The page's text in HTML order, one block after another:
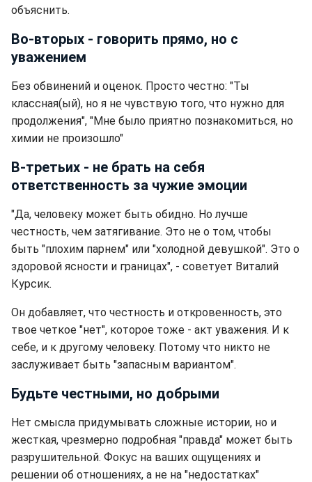
объяснить.
Во-вторых - говорить прямо, но с
уважением
Без обвинений и оценок. Просто честно: "Ты
классная(ый), но я не чувствую того, что нужно для
продолжения", "Мне было приятно познакомиться, но
химии не произошло"
В-третьих - не брать на себя
ответственность за чужие эмоции
"Да, человеку может быть обидно. Но лучше
честность, чем затягивание. Это не о том, чтобы
быть "плохим парнем" или "холодной девушкой". Это о
здоровой ясности и границах", - советует Виталий
Курсик.
Он добавляет, что честность и откровенность, это
твое четкое "нет", которое тоже - акт уважения. И к
себе, и к другому человеку. Потому что никто не
заслуживает быть "запасным вариантом".
Будьте честными, но добрыми
Нет смысла придумывать сложные истории, но и
жесткая, чрезмерно подробная "правда" может быть
разрушительной. Фокус на ваших ощущениях и
решении об отношениях, а не на "недостатках"